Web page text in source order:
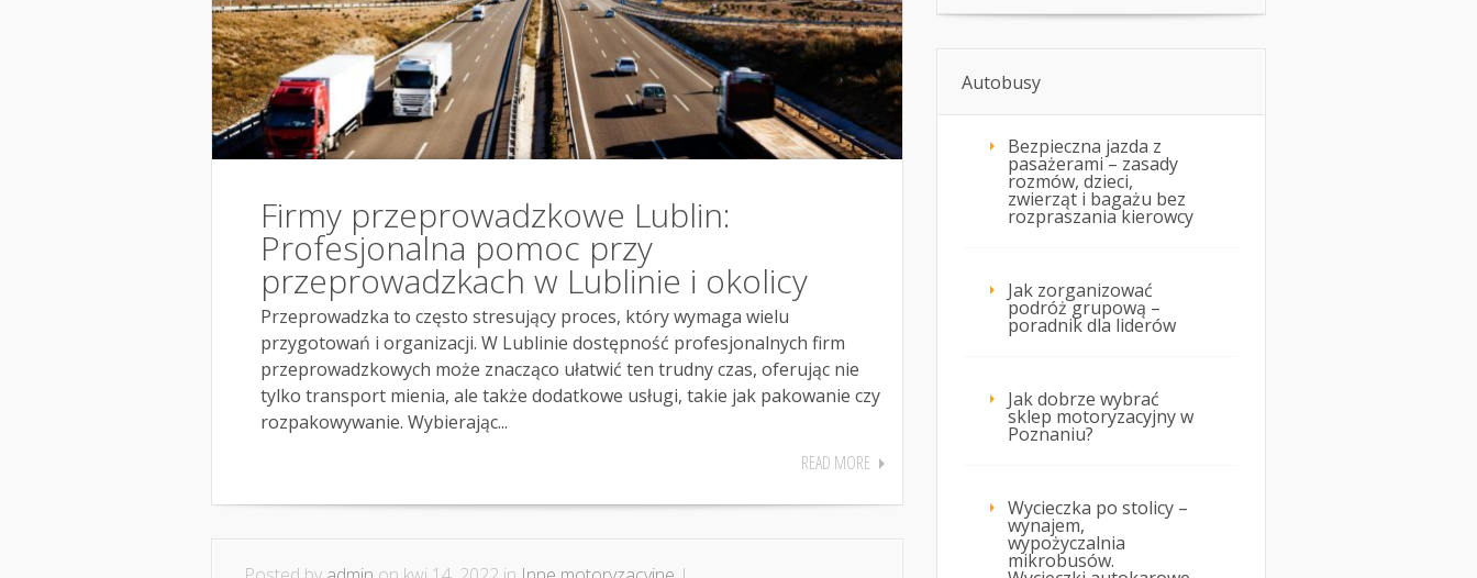
Firmy przeprowadzkowe Lublin:
Profesjonalna pomoc przy
przeprowadzkach w Lublinie i okolicy
Przeprowadzka to często stresujący proces, który wymaga wielu
przygotowań i organizacji. W Lublinie dostępność profesjonalnych firm
przeprowadzkowych może znacząco ułatwić ten trudny czas, oferując nie
tylko transport mienia, ale także dodatkowe usługi, takie jak pakowanie czy
rozpakowywanie. Wybierając...
READ MORE
Autobusy
Bezpieczna jazda z
pasażerami – zasady
rozmów, dzieci,
zwierząt i bagażu bez
rozpraszania kierowcy
Jak zorganizować
podróż grupową –
poradnik dla liderów
Jak dobrze wybrać
sklep motoryzacyjny w
Poznaniu?
Wycieczka po stolicy –
wynajem,
wypożyczalnia
mikrobusów.